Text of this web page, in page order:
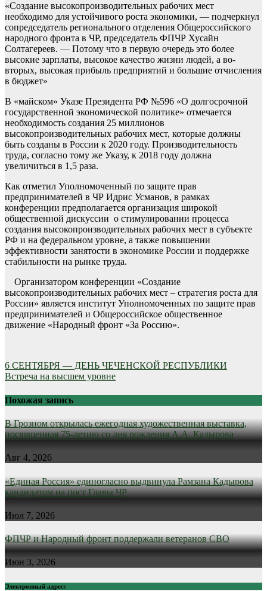
«Создание высокопроизводительных рабочих мест
необходимо для устойчивого роста экономики, — подчеркнул
сопредседатель регионального отделения Общероссийского
народного фронта в ЧР, председатель ФПЧР Хусайн
Солтагереев. — Потому что в первую очередь это более
высокие зарплаты, высокое качество жизни людей, а во-
вторых, высокая прибыль предприятий и большие отчисления
в бюджет»
В «майском» Указе Президента РФ №596 «О долгосрочной
государственной экономической политике» отмечается
необходимость создания 25 миллионов
высокопроизводительных рабочих мест, которые должны
быть созданы в России к 2020 году. Производительность
труда, согласно тому же Указу, к 2018 году должна
увеличиться в 1,5 раза.
Как отметил Уполномоченный по защите прав
предпринимателей в ЧР Идрис Усманов, в рамках
конференции предполагается организация широкой
общественной дискуссии о стимулировании процесса
создания высокопроизводительных рабочих мест в субъекте
РФ и на федеральном уровне, а также повышении
эффективности занятости в экономике России и поддержке
стабильности на рынке труда.
Организатором конференции «Создание
высокопроизводительных рабочих мест – стратегия роста для
России» является институт Уполномоченных по защите прав
предпринимателей и Общероссийское общественное
движение «Народный фронт «За Россию».
Навигация
по
записям
6 СЕНТЯБРЯ — ДЕНЬ ЧЕЧЕНСКОЙ РЕСПУБЛИКИ
Встреча на высшем уровне
Похожая запись
В Грозном открылась ежегодная художественная выставка,
посвященная 75-летию со дня рождения А.А. Кадырова
Авг 4, 2026
«Единая Россия» единогласно выдвинула Рамзана Кадырова
кандидатом на пост Главы ЧР
Июл 7, 2026
ФПЧР и Народный фронт поддержали ветеранов СВО
Июн 3, 2026
Электронный адрес: